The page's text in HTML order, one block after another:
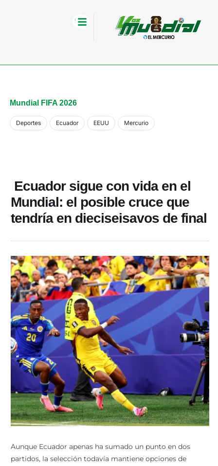
Mundial FIFA 2026
Deportes Ecuador EEUU Mercurio
Ecuador sigue con vida en el
Mundial: el posible cruce que
tendría en dieciseisavos de final
Aunque Ecuador apenas ha sumado un punto en dos
partidos, la selección todavía mantiene opciones de